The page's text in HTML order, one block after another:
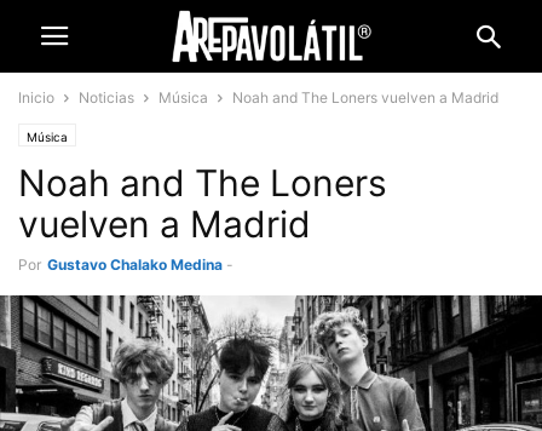
Inicio Noticias Música Noah and The Loners vuelven a Madrid
Música
Noah and The Loners
vuelven a Madrid
Por Gustavo Chalako Medina -